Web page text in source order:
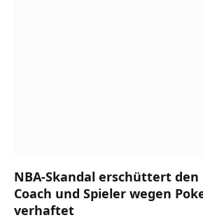
NBA-Skandal erschüttert den
Coach und Spieler wegen
verhaftet